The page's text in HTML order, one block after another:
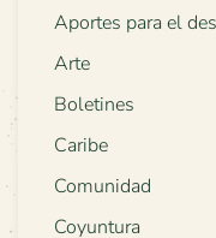
Aportes para el
Arte
Boletines
Caribe
Comunidad
Coyuntura